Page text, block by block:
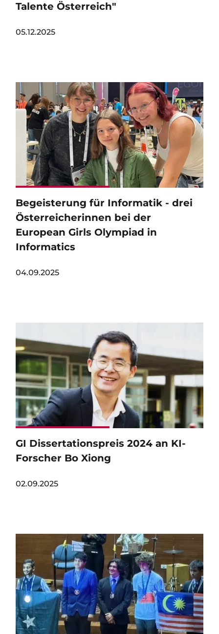
Talente Österreich"
05.12.2025
Image
Begeisterung für Informatik - drei
Österreicherinnen bei der
European Girls Olympiad in
Informatics
04.09.2025
GI Dissertationspreis 2024 an KI-
Forscher Bo Xiong
02.09.2025